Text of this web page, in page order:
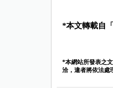
*本文轉載自「
*本網站所發表之
洽，違者將依法處